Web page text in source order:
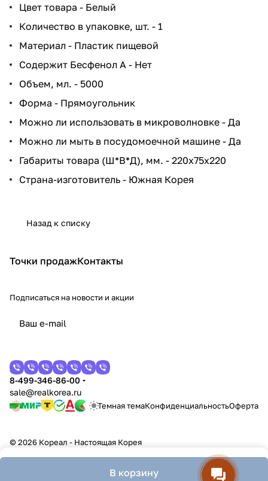
Цвет товара - Белый
Количество в упаковке, шт. - 1
Материал - Пластик пищевой
Содержит Бесфенол А - Нет
Объем, мл. - 5000
Форма - Прямоугольник
Можно ли использовать в микроволновке - Да
Можно ли мыть в посудомоечной машине - Да
Габариты товара (Ш*В*Д), мм. - 220x75x220
Страна-изготовитель - Южная Корея
Назад к списку
В корзину
Точки продажКонтакты
Подписаться на новости и акции
8-499-346-86-00
sale@realkorea.ru
Темная темаКонфиденциальностьОферта
© 2026 Кореал - Настоящая Корея